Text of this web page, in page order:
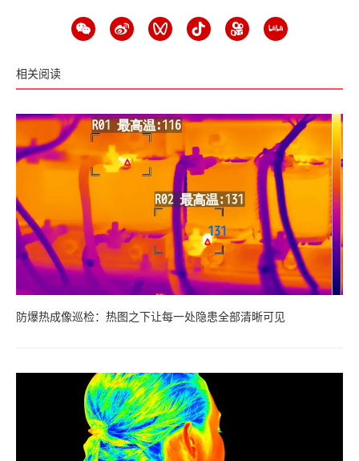
相关阅读
防爆热成像巡检：热图之下让每一处隐患全部清晰可见